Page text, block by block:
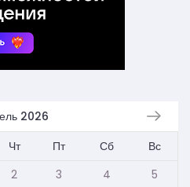
2026
Чт Пт Сб
Вс
2 3 4
5